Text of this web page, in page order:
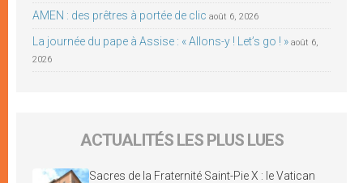
AMEN : des prêtres à portée de clic août 6, 2026
La journée du pape à Assise : « Allons-y ! Let’s go ! » août 6,
2026
ACTUALITÉS LES PLUS LUES
Sacres de la Fraternité Saint-Pie X : le Vatican